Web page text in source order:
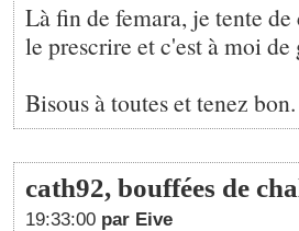
Là fin de femara, je tente
le prescrire et c'est à moi de
Bisous à toutes et tenez bon.
cath92, bouffées de
19:33:00 par Eive